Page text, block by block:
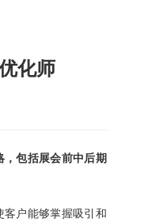
化师
包括展会前中后期
户能够掌握吸引和